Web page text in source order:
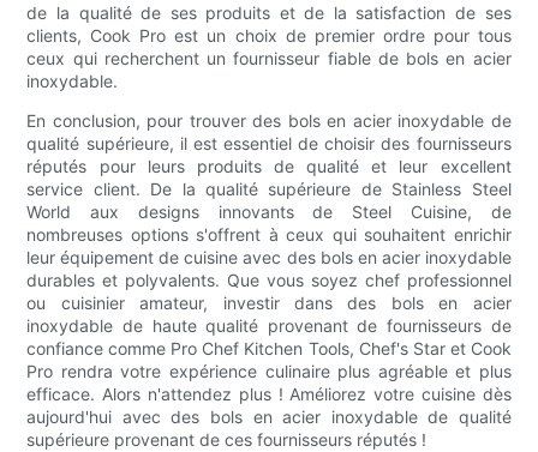
de la qualité de ses produits et de la satisfaction de ses
clients, Cook Pro est un choix de premier ordre pour tous
ceux qui recherchent un fournisseur fiable de bols en acier
inoxydable.
En conclusion, pour trouver des bols en acier inoxydable de
qualité supérieure, il est essentiel de choisir des fournisseurs
réputés pour leurs produits de qualité et leur excellent
service client. De la qualité supérieure de Stainless Steel
World aux designs innovants de Steel Cuisine, de
nombreuses options s'offrent à ceux qui souhaitent enrichir
leur équipement de cuisine avec des bols en acier inoxydable
durables et polyvalents. Que vous soyez chef professionnel
ou cuisinier amateur, investir dans des bols en acier
inoxydable de haute qualité provenant de fournisseurs de
confiance comme Pro Chef Kitchen Tools, Chef's Star et Cook
Pro rendra votre expérience culinaire plus agréable et plus
efficace. Alors n'attendez plus ! Améliorez votre cuisine dès
aujourd'hui avec des bols en acier inoxydable de qualité
supérieure provenant de ces fournisseurs réputés !